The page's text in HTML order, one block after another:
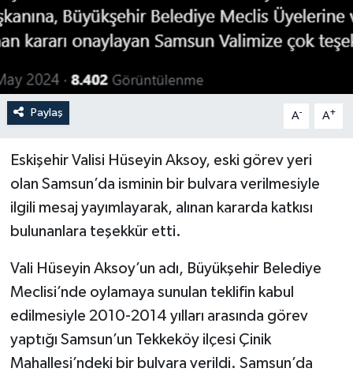
Paylaş A- A+
Eskişehir Valisi Hüseyin Aksoy, eski görev yeri
olan Samsun’da isminin bir bulvara verilmesiyle
ilgili mesaj yayımlayarak, alınan kararda katkısı
bulunanlara teşekkür etti.
Vali Hüseyin Aksoy’un adı, Büyükşehir Belediye
Meclisi’nde oylamaya sunulan teklifin kabul
edilmesiyle 2010-2014 yılları arasında görev
yaptığı Samsun’un Tekkeköy ilçesi Çinik
Mahallesi’ndeki bir bulvara verildi. Samsun’da